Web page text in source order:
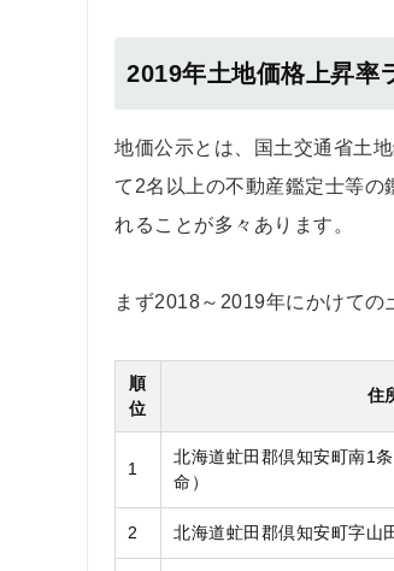
2019年土地価格上昇率
地価公示とは、国土交通省土
て2名以上の不動産鑑定士等の
れることが多々あります。
まず2018～2019年にかけての
順
位
住
1
北海道虻田郡倶知安町南1
命）
2 北海道虻田郡倶知安町字山